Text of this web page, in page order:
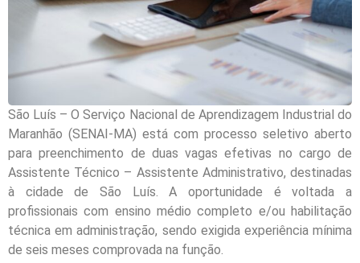
São Luís – O Serviço Nacional de Aprendizagem Industrial do
Maranhão (SENAI-MA) está com processo seletivo aberto
para preenchimento de duas vagas efetivas no cargo de
Assistente Técnico – Assistente Administrativo, destinadas
à cidade de São Luís. A oportunidade é voltada a
profissionais com ensino médio completo e/ou habilitação
técnica em administração, sendo exigida experiência mínima
de seis meses comprovada na função.